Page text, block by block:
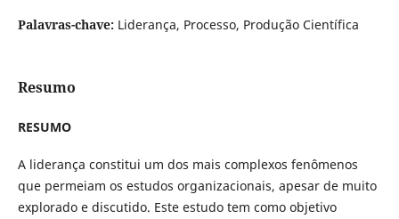
Palavras-chave: Liderança, Processo, Produção Científica
Resumo
RESUMO
A liderança constitui um dos mais complexos fenômenos
que permeiam os estudos organizacionais, apesar de muito
explorado e discutido. Este estudo tem como objetivo